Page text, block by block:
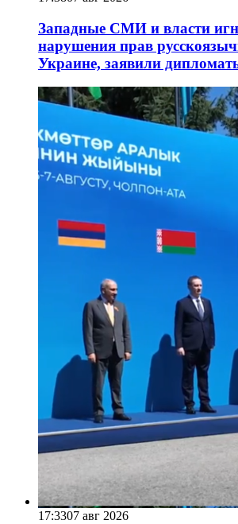
Западные СМИ и власти
нарушения прав
Украине, заявили
17:3307 авг 2026